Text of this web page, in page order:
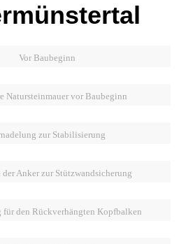
Vor Baubeginn
Natursteinmauer vor Baubeginn
zur Stabilisierung
der Anker zur Stützwandsicherung
für den Rückverhängten Kopfbalken